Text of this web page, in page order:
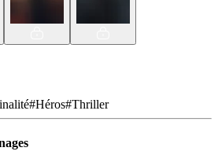
#Héros#Thriller